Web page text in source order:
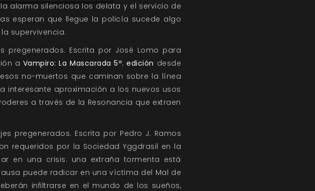
alarma silenciosa los delata y el servicio de
esperan que llegue la policía sucede algo
supervivencia.
pregenerados. Escrita por José Lomo para
a Vampiro: La Mascarada 5ª. edición desde
no-muertos que caminan sobre la línea
interesante aproximación a los nuevos usos
a través de la Resonancia que extraen
pregenerados. Escrita por Pedro J. Ramos
requeridos por la Sociedad Yggdrasil en la
en una crisis: una extraña tormenta está
puede radicar en una víctima del Mal de
infiltrarse en el mundo de los sueños,